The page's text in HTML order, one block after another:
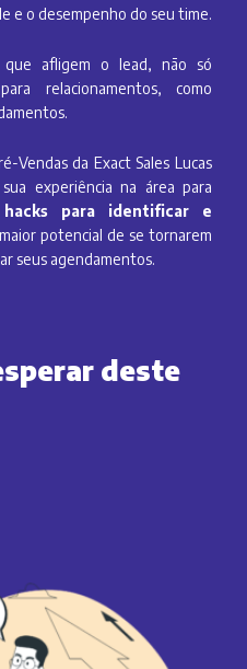
e o desempenho do seu time.
que afligem o lead, não só
relacionamentos, como
Vendas da Exact Sales Lucas
experiência na área para
para identificar e
potencial de se tornarem
seus agendamentos.
deste